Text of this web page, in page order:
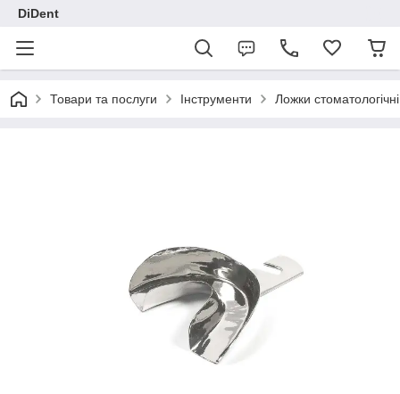
DiDent
Товари та послуги Інструменти Ложки стоматологічні